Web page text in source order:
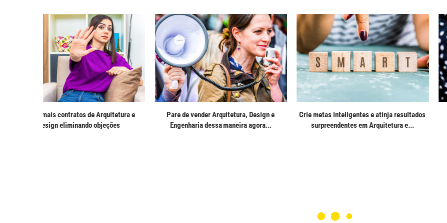
Designer de Produto: 3 Atitudes
desastrosas para evitar no seu...
Ser designer: o jeito samurai de ganhar
dinheiro vendendo poucas...
Como fazer o briefing perfeito em
consultorias online de Arquitetura...